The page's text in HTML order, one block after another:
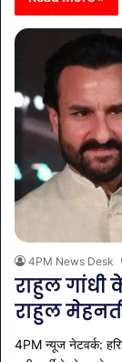
4PM News Desk
राहुल
राहुल
4PM न्यूज नेटवर्क: